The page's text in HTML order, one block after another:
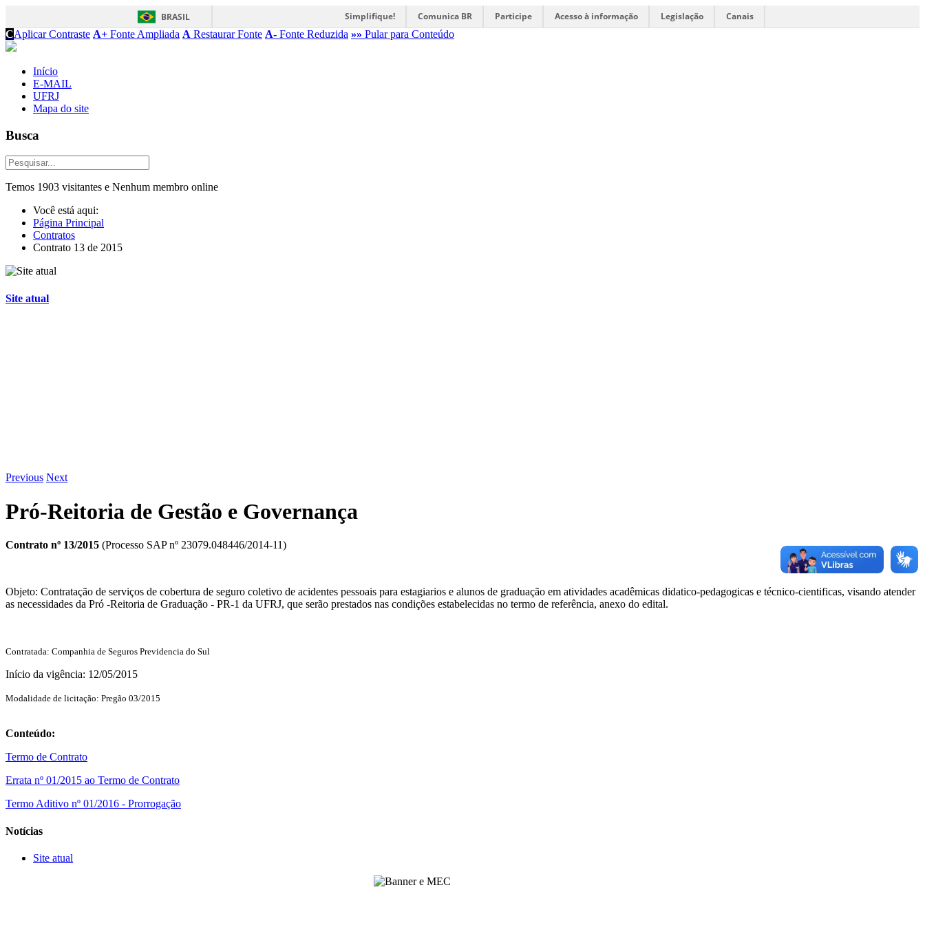
BRASIL Simplifique! Comunica BR Participe Acesso à informação Legislação
Canais
CAplicar Contraste A+ Fonte Ampliada A Restaurar Fonte A- Fonte Reduzida »» Pular para Conteúdo
Início
E-MAIL
UFRJ
Mapa do site
Busca
Temos 1903 visitantes e Nenhum membro online
Você está aqui:
Página Principal
Contratos
Contrato 13 de 2015
Site atual
Previous Next
Pró-Reitoria de Gestão e Governança
Contrato nº 13/2015 (Processo SAP nº 23079.048446/2014-11)
Objeto: Contratação de serviços de cobertura de seguro coletivo de acidentes pessoais para estagiarios e alunos de graduação em atividades acadêmicas didatico-pedagogicas e técnico-cientificas, visando atender
as necessidades da Pró -Reitoria de Graduação - PR-1 da UFRJ, que serão prestados nas condições estabelecidas no termo de referência, anexo do edital.
Contratada: Companhia de Seguros Previdencia do Sul
Início da vigência: 12/05/2015
Modalidade de licitação: Pregão 03/2015
Conteúdo:
Termo de Contrato
Errata nº 01/2015 ao Termo de Contrato
Termo Aditivo nº 01/2016 - Prorrogação
Notícias
Site atual